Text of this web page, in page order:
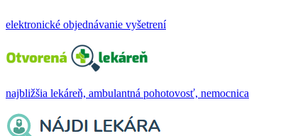
elektronické objednávanie vyšetrení
najbližšia lekáreň, ambulantná pohotovosť, nemocnica